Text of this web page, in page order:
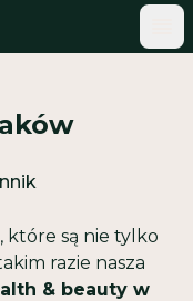
które są nie tylko
razie nasza
& beauty w